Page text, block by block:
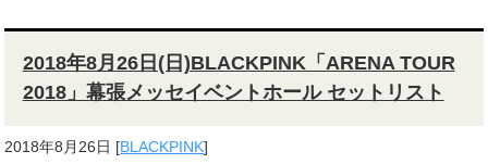
2018年8月26日(日)BLACKPINK「ARENA TOUR
2018」幕張メッセイベントホール セットリスト
2018年8月26日 [BLACKPINK]